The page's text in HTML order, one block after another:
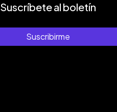
Suscríbete al boletín
Suscribirme